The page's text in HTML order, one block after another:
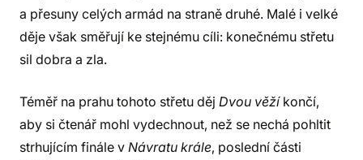
a přesuny celých armád na straně druhé. Malé i velké
děje však směřují ke stejnému cíli: konečnému střetu
sil dobra a zla.
Téměř na prahu tohoto střetu děj Dvou věžíkončí,
aby si čtenář mohl vydechnout, než se nechá pohltit
strhujícím finále v Návratu krále, poslední části